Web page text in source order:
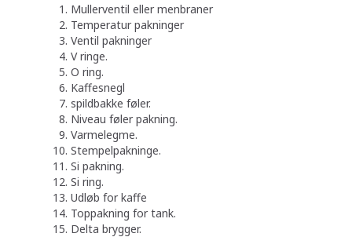
Mullerventil eller menbraner
Temperatur pakninger
Ventil pakninger
V ringe.
O ring.
Kaffesnegl
spildbakke føler.
Niveau føler pakning.
Varmelegme.
Stempelpakninge.
Si pakning.
Si ring.
Udløb for kaffe
Toppakning for tank.
Delta brygger.